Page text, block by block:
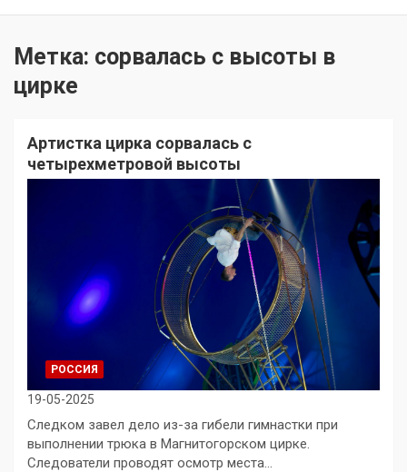
Метка: сорвалась с высоты в
цирке
Артистка цирка сорвалась с
четырехметровой высоты
РОССИЯ
19-05-2025
Следком завел дело из-за гибели гимнастки при
выполнении трюка в Магнитогорском цирке.
Следователи проводят осмотр места…